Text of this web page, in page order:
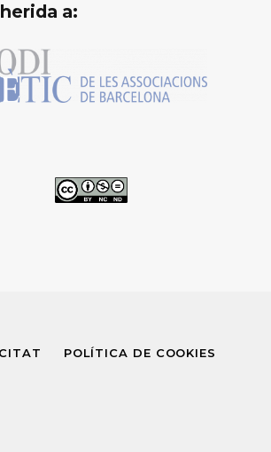
a:
POLÍTICA DE COOKIES